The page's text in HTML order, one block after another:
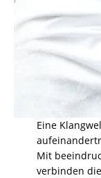
Eine
Mit
verbinden